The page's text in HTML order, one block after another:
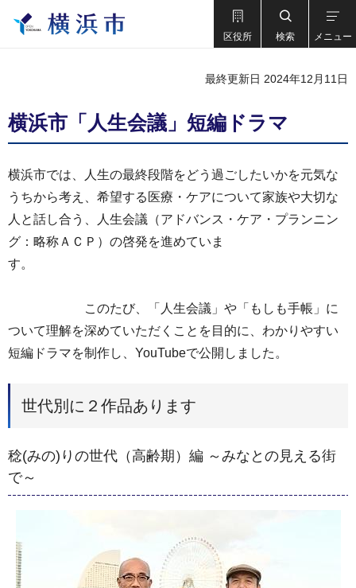
区役所 検索 メニュー
最終更新日 2024年12月11日
横浜市「人生会議」短編ドラマ
横浜市では、人生の最終段階をどう過ごしたいかを元気な
うちから考え、希望する医療・ケアについて家族や大切な
人と話し合う、人生会議（アドバンス・ケア・プランニン
グ：略称ＡＣＰ）の啓発を進めていま
す。
このたび、「人生会議」や「もしも手帳」に
ついて理解を深めていただくことを目的に、わかりやすい
短編ドラマを制作し、YouTubeで公開しました。
世代別に２作品あります
稔(みの)りの世代（高齢期）編 ～みなとの見える街
で～